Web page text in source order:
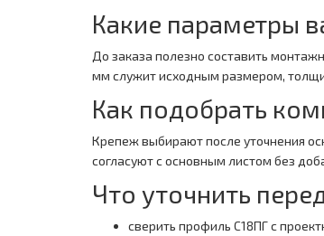
Какие параметры
До заказа полезно составить
мм служит исходным размером,
Как подобрать
Крепеж выбирают после уточнения
согласуют с основным листом без
Что уточнить
сверить профиль С18ПГ с